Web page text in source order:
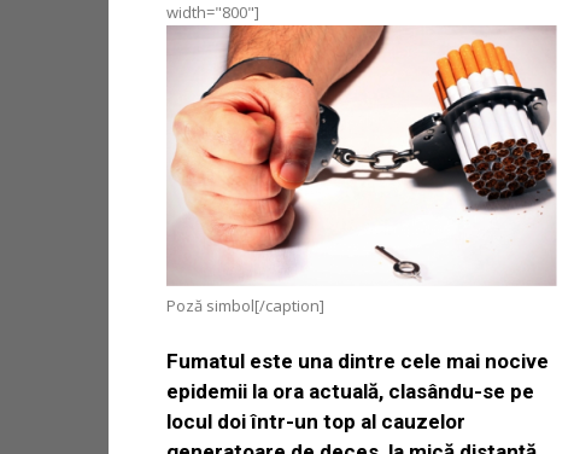
width="800"]
Poză simbol[/caption]
Fumatul este una dintre cele mai nocive
epidemii la ora actuală, clasându-se pe
locul doi într-un top al cauzelor